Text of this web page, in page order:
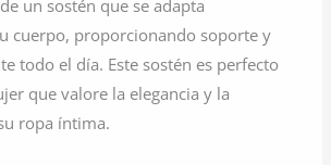
un sostén que se adapta
cuerpo, proporcionando soporte y
todo el día. Este sostén es perfecto
que valore la elegancia y la
ropa íntima.